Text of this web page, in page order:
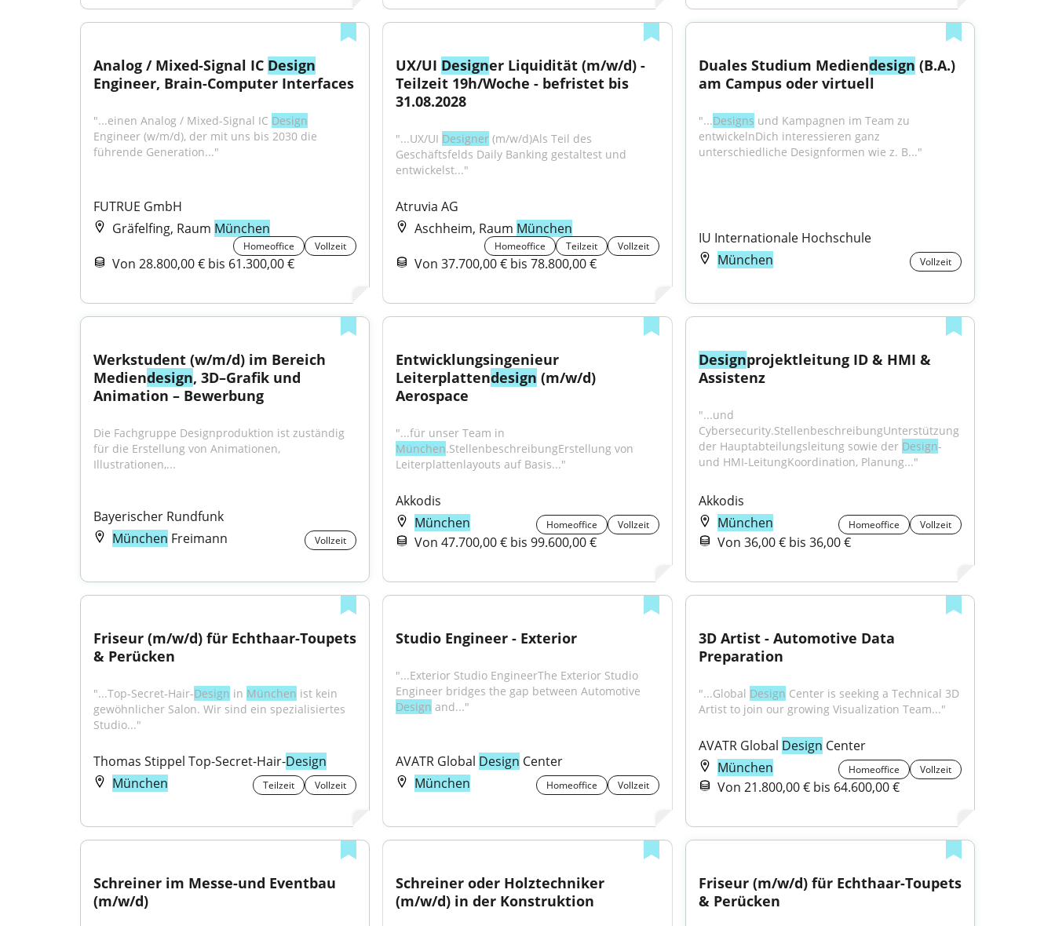
Analog / Mixed-Signal IC Design
Engineer, Brain-Computer Interfaces
"...einen Analog / Mixed-Signal IC Design
Engineer (w/m/d), der mit uns bis 2030 die
führende Generation..."
FUTRUE GmbH
Gräfelfing, Raum München
Homeoffice Vollzeit
Von 28.800,00 € bis 61.300,00 €
UX/UI Designer Liquidität (m/w/d) -
Teilzeit 19h/Woche - befristet bis
31.08.2028
"...UX/UI Designer (m/w/d)Als Teil des
Geschäftsfelds Daily Banking gestaltest und
entwickelst..."
Atruvia AG
Aschheim, Raum München
Homeoffice Teilzeit Vollzeit
Von 37.700,00 € bis 78.800,00 €
Duales Studium Mediendesign (B.A.)
am Campus oder virtuell
"...Designs und Kampagnen im Team zu
entwickelnDich interessieren ganz
unterschiedliche Designformen wie z. B..."
IU Internationale Hochschule
München
Vollzeit
Werkstudent (w/m/d) im Bereich
Mediendesign, 3D–Grafik und
Animation – Bewerbung
Die Fachgruppe Designproduktion ist zuständig
für die Erstellung von Animationen,
Illustrationen,...
Bayerischer Rundfunk
München Freimann Vollzeit
Entwicklungsingenieur
Leiterplattendesign (m/w/d)
Aerospace
München.StellenbeschreibungErstellung von
Leiterplattenlayouts auf Basis..."
Akkodis
München
Homeoffice Vollzeit
Von 47.700,00 € bis 99.600,00 €
Designprojektleitung ID & HMI &
Assistenz
"...und
Cybersecurity.StellenbeschreibungUnterstützung
der Hauptabteilungsleitung sowie der Design-
und HMI-LeitungKoordination, Planung..."
Akkodis
München
Homeoffice Vollzeit
Von 36,00 € bis 36,00 €
Friseur (m/w/d) für Echthaar-Toupets
& Perücken
"...Top‑Secret‑Hair‑Design in München ist kein
gewöhnlicher Salon. Wir sind ein spezialisiertes
Studio..."
Thomas Stippel Top-Secret-Hair-Design
München
Teilzeit Vollzeit
Studio Engineer - Exterior
"...Exterior Studio EngineerThe Exterior Studio
Design and..."
AVATR Global Design Center
München
Homeoffice Vollzeit
3D Artist - Automotive Data
Preparation
"...Global Design Center is seeking a Technical 3D
Artist to join our growing Visualization Team..."
AVATR Global Design Center
München
Homeoffice Vollzeit
Von 21.800,00 € bis 64.600,00 €
Schreiner im Messe-und Eventbau
(m/w/d)
Schreiner oder Holztechniker
(m/w/d) in der Konstruktion
Friseur (m/w/d) für Echthaar-Toupets
& Perücken